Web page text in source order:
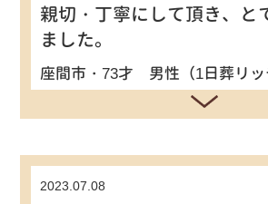
親切・丁寧にして頂き、と
ました。
座間市・73才 男性（1日葬リッ
2023.07.08